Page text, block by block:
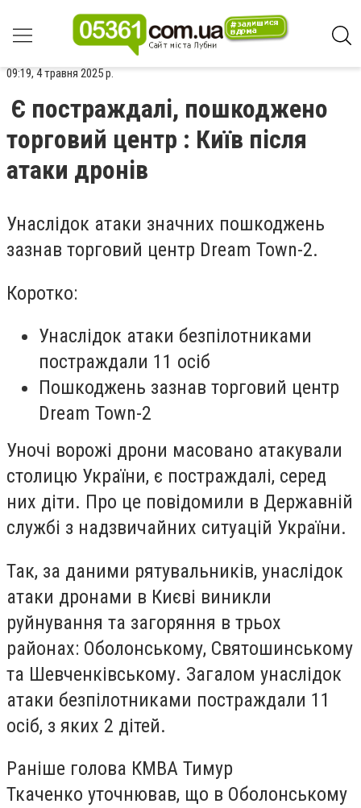
09:19, 4 травня 2025 р.
Є постраждалі, пошкоджено
торговий центр : Київ після
атаки дронів
Унаслідок атаки значних пошкоджень
зазнав торговий центр Dream Town-2.
Коротко:
Унаслідок атаки безпілотниками
постраждали 11 осіб
Пошкоджень зазнав торговий центр
Dream Town-2
Уночі ворожі дрони масовано атакували
столицю України, є постраждалі, серед
них діти. Про це повідомили в Державній
службі з надзвичайних ситуацій України.
Так, за даними рятувальників, унаслідок
атаки дронами в Києві виникли
руйнування та загоряння в трьох
районах: Оболонському, Святошинському
та Шевченківському. Загалом унаслідок
атаки безпілотниками постраждали 11
осіб, з яких 2 дітей.
Раніше голова КМВА Тимур
Ткаченко уточнював, що в Оболонському